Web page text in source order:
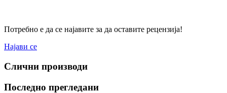
Потребно е да се најавите за да оставите рецензија!
Најави се
Слични производи
Последно прегледани